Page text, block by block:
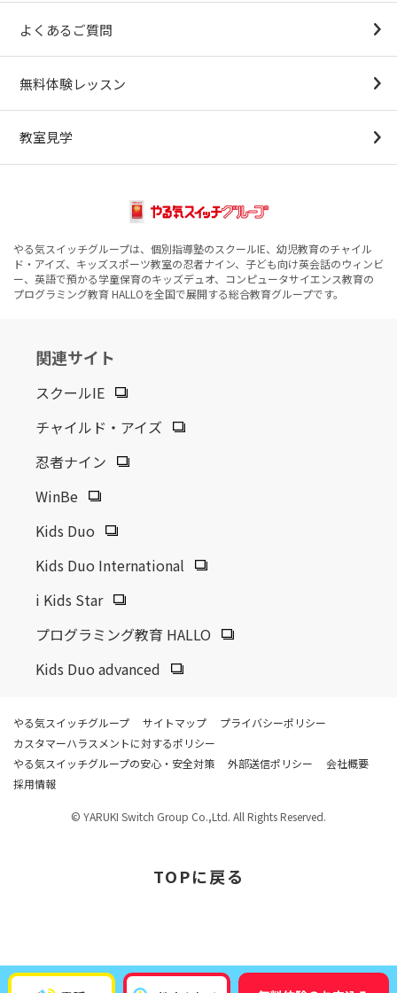
よくあるご質問
無料体験レッスン
教室見学
やる気スイッチグループは、個別指導塾のスクールIE、幼児教育のチャイル
ド・アイズ、キッズスポーツ教室の忍者ナイン、子ども向け英会話のウィンビ
ー、英語で預かる学童保育のキッズデュオ、コンピュータサイエンス教育の
プログラミング教育 HALLOを全国で展開する総合教育グループです。
関連サイト
スクールIE
チャイルド・アイズ
忍者ナイン
WinBe
Kids Duo
Kids Duo International
i Kids Star
プログラミング教育 HALLO
Kids Duo advanced
やる気スイッチグループ サイトマップ
プライバシーポリシー
カスタマーハラスメントに対するポリシー
やる気スイッチグループの安心・安全対策
外部送信ポリシー
会社概要
採用情報
© YARUKI Switch Group Co.,Ltd. All Rights Reserved.
TOPに戻る